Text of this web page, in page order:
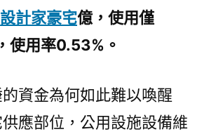
設計家豪宅億，使用僅
使用率0.53%。
資金為何如此難以喚醒
應部位，公用設施設備維